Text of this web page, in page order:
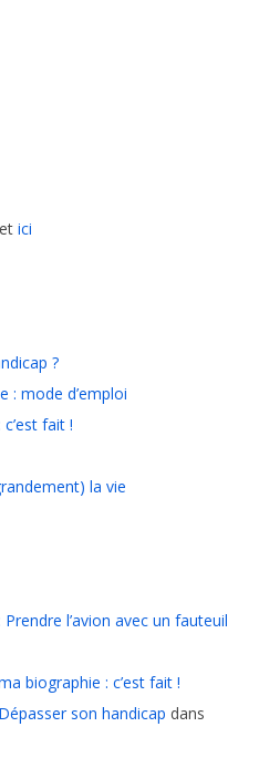
ici
?
: mode d’emploi
fait !
la vie
l’avion avec un fauteuil
biographie : c’est fait !
son handicap dans